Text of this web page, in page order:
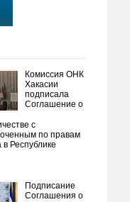
Комиссия ОНК
Хакасии
подписала
Соглашение о
с
по правам
в Республике
Подписание
Соглашения о